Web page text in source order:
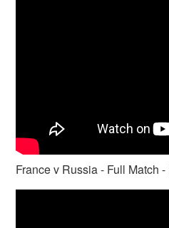
France v Russia - Full Match